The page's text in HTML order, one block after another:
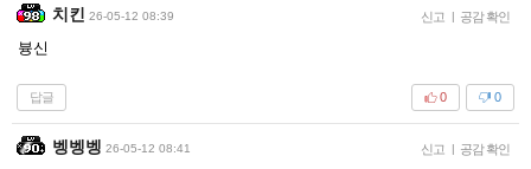
치킨 26-05-12 08:39 신고 | 공감 확인
븅신
답글 0
0
벵벵벵 26-05-12 08:41 신고 | 공감 확인